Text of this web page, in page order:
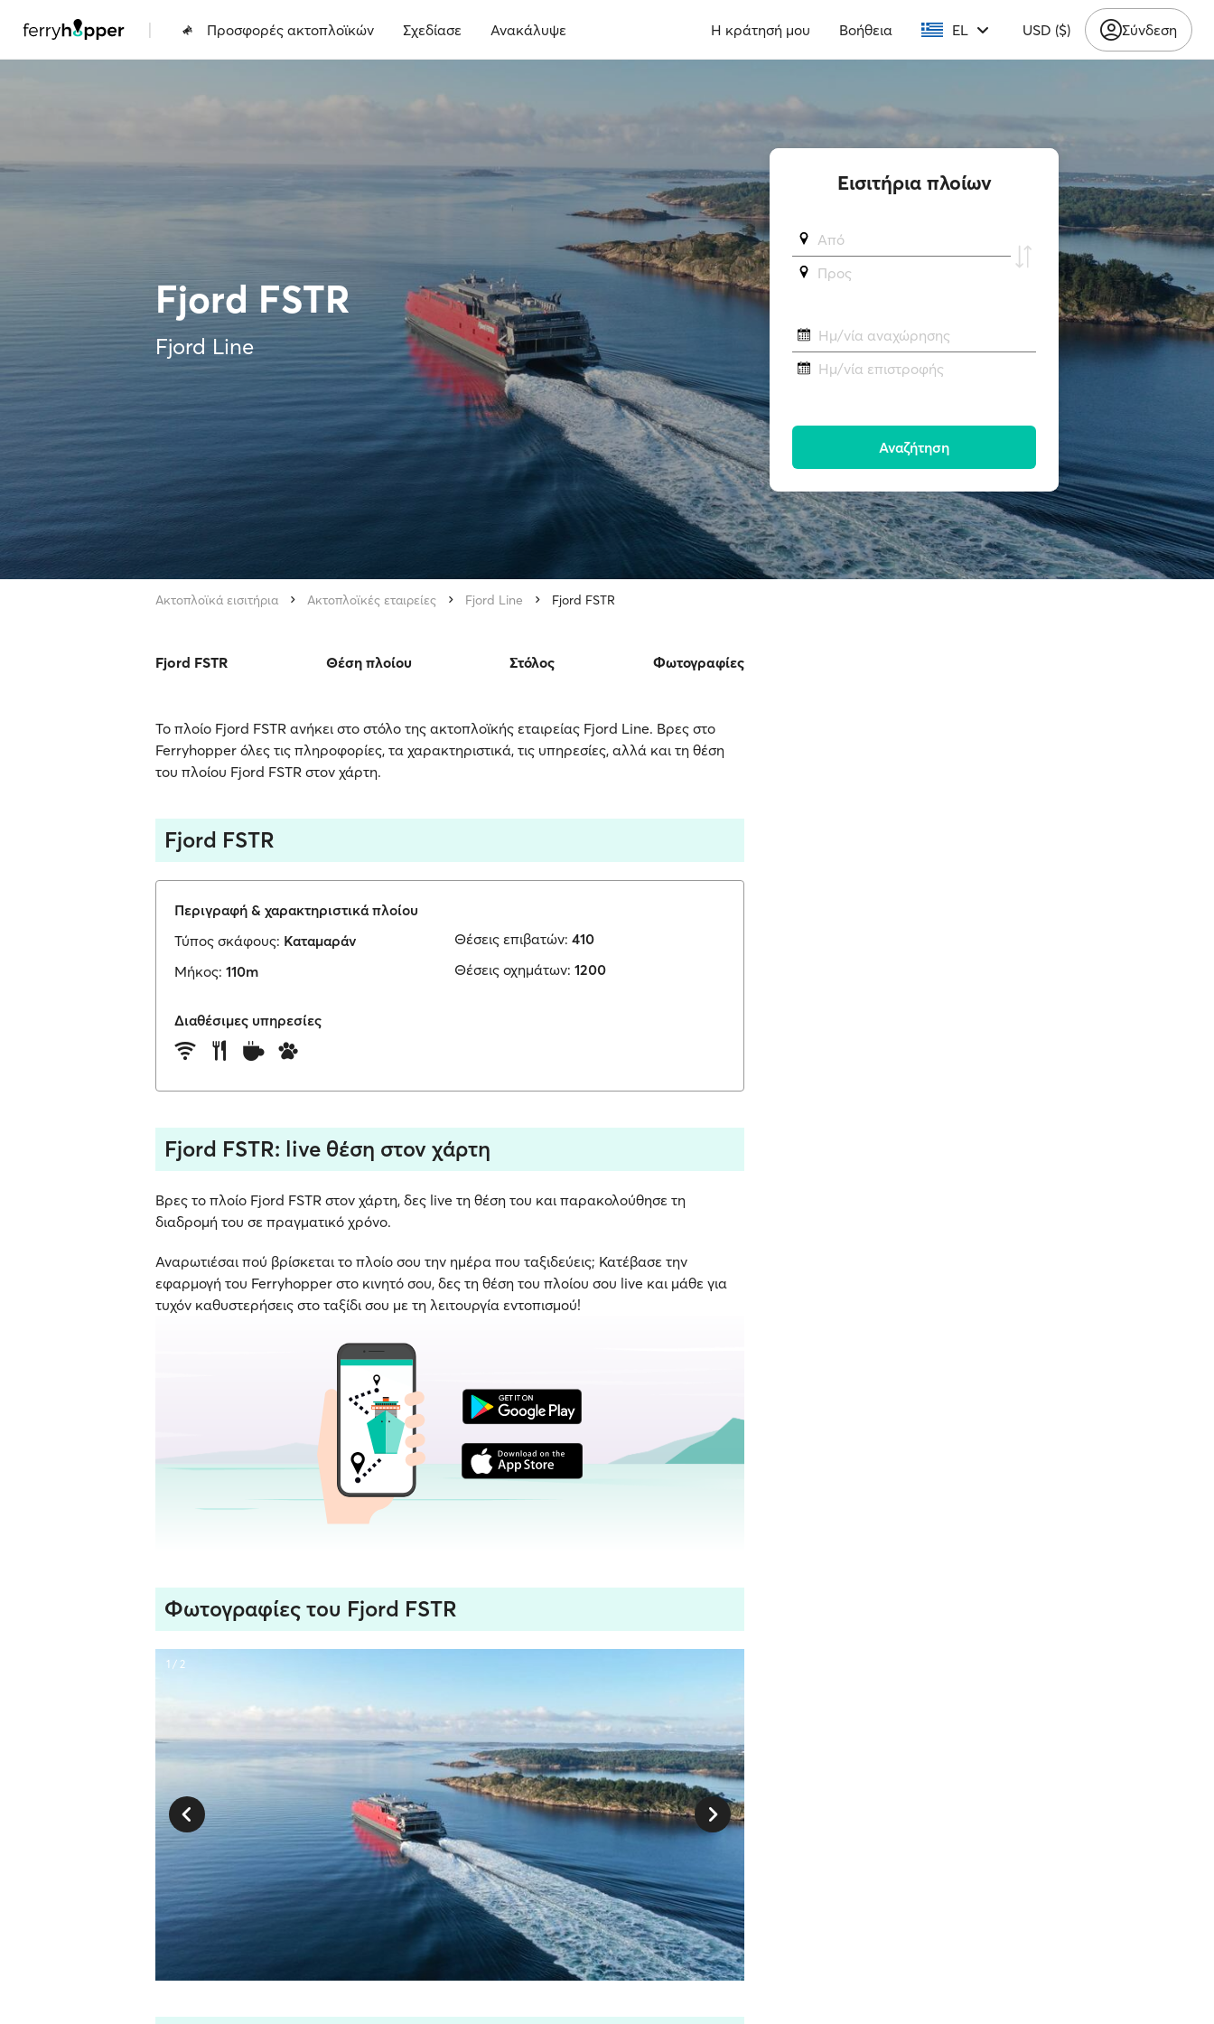
| Προσφορές ακτοπλοϊκών Σχεδίασε Ανακάλυψε Η κράτησή μου Βοήθεια EL USD ($) Σύνδεση
Fjord FSTR
Fjord Line
Ακτοπλοϊκά εισιτήρια Ακτοπλοϊκές εταιρείες Fjord Line Fjord FSTR
Fjord FSTR Θέση πλοίου Στόλος Φωτογραφίες
Το πλοίο Fjord FSTR ανήκει στο στόλο της ακτοπλοϊκής εταιρείας Fjord Line. Βρες στο
Ferryhopper όλες τις πληροφορίες, τα χαρακτηριστικά, τις υπηρεσίες, αλλά και τη θέση
του πλοίου Fjord FSTR στον χάρτη.
Fjord FSTR
Περιγραφή & χαρακτηριστικά πλοίου
Τύπος σκάφους: Καταμαράν
Μήκος: 110m
Θέσεις επιβατών: 410
Θέσεις οχημάτων: 1200
Διαθέσιμες υπηρεσίες
Fjord FSTR: live θέση στον χάρτη
Βρες το πλοίο Fjord FSTR στον χάρτη, δες live τη θέση του και παρακολούθησε τη
διαδρομή του σε πραγματικό χρόνο.
Αναρωτιέσαι πού βρίσκεται το πλοίο σου την ημέρα που ταξιδεύεις; Κατέβασε την
εφαρμογή του Ferryhopper στο κινητό σου, δες τη θέση του πλοίου σου live και μάθε για
τυχόν καθυστερήσεις στο ταξίδι σου με τη λειτουργία εντοπισμού!
Φωτογραφίες του Fjord FSTR
1 / 2
Εισιτήρια πλοίων
Από
Προς
Ημ/νία αναχώρησης
Ημ/νία επιστροφής
Αναζήτηση